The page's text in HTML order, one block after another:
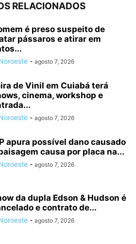
RELACIONADOS
é preso suspeito de
pássaros e atirar em
- agosto 7, 2026
de Vinil em Cuiabá terá
cinema, workshop e
- agosto 7, 2026
apura possível dano causado
causa por placa na...
- agosto 7, 2026
da dupla Edson & Hudson é
e contrato de...
- agosto 7, 2026